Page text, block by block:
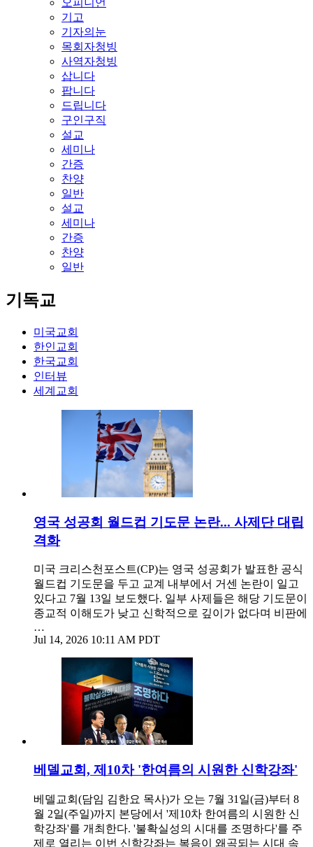
오피니언
기고
기자의눈
목회자청빙
사역자청빙
삽니다
팝니다
드립니다
구인구직
설교
세미나
간증
찬양
일반
설교
세미나
간증
찬양
일반
기독교
미국교회
한인교회
한국교회
인터뷰
세계교회
영국 성공회 월드컵 기도문 논란... 사제단 대립
격화
미국 크리스천포스트(CP)는 영국 성공회가 발표한 공식
월드컵 기도문을 두고 교계 내부에서 거센 논란이 일고
있다고 7월 13일 보도했다. 일부 사제들은 해당 기도문이
종교적 이해도가 낮고 신학적으로 깊이가 없다며 비판에
…
Jul 14, 2026 10:11 AM PDT
베델교회, 제10차 '한여름의 시원한 신학강좌'
베델교회(담임 김한요 목사)가 오는 7월 31일(금)부터 8
월 2일(주일)까지 본당에서 '제10차 한여름의 시원한 신
학강좌'를 개최한다. '불확실성의 시대를 조명하다'를 주
제로 열리는 이번 신학강좌는 복음이 왜곡되는 시대 속